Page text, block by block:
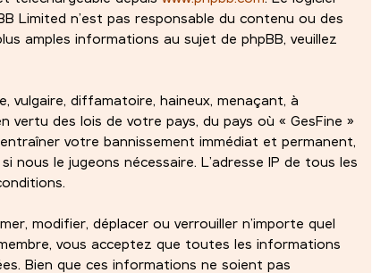
Limited n’est pas responsable du contenu ou des
amples informations au sujet de phpBB, veuillez
vulgaire, diffamatoire, haineux, menaçant, à
des lois de votre pays, du pays où « GesFine »
votre bannissement immédiat et permanent,
le jugeons nécessaire. L’adresse IP de tous les
modifier, déplacer ou verrouiller n’importe quel
vous acceptez que toutes les informations
Bien que ces informations ne soient pas